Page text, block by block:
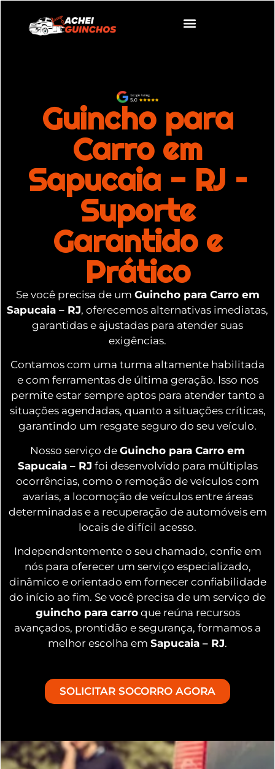
Guincho para
Carro em
Sapucaia - RJ –
Suporte
Garantido e
Prático
Se você precisa de um Guincho para Carro em
Sapucaia – RJ, oferecemos alternativas imediatas,
garantidas e ajustadas para atender suas
exigências.
Contamos com uma turma altamente habilitada
e com ferramentas de última geração. Isso nos
permite estar sempre aptos para atender tanto a
situações agendadas, quanto a situações críticas,
garantindo um resgate seguro do seu veículo.
Nosso serviço de Guincho para Carro em
Sapucaia – RJ foi desenvolvido para múltiplas
ocorrências, como o remoção de veículos com
avarias, a locomoção de veículos entre áreas
determinadas e a recuperação de automóveis em
locais de difícil acesso.
Independentemente o seu chamado, confie em
nós para oferecer um serviço especializado,
dinâmico e orientado em fornecer confiabilidade
do início ao fim. Se você precisa de um serviço de
guincho para carroque reúna recursos
avançados, prontidão e segurança, formamos a
melhor escolha em Sapucaia – RJ.
SOLICITAR SOCORRO AGORA